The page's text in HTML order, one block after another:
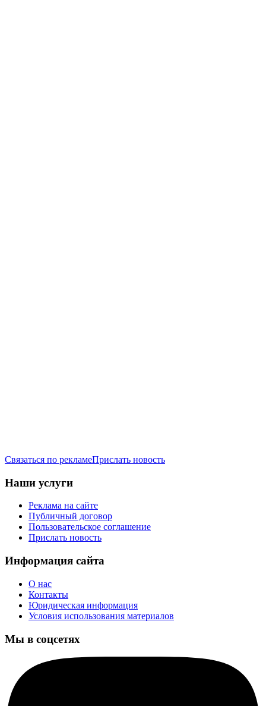
Связаться по рекламеПрислать новость
Наши услуги
Реклама на сайте
Публичный договор
Пользовательское соглашение
Прислать новость
Информация сайта
О нас
Контакты
Юридическая информация
Условия использования материалов
Мы в соцсетях